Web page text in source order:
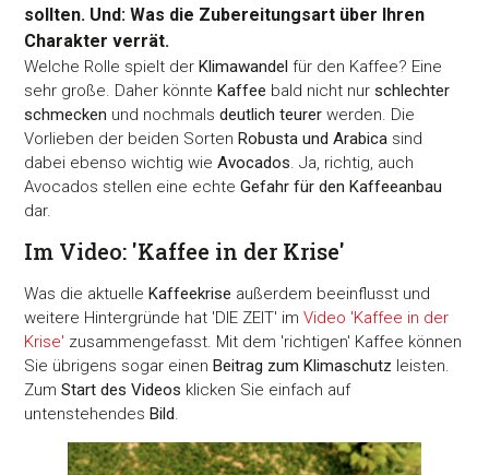
sollten. Und: Was die Zubereitungsart über Ihren
Charakter verrät.
Welche Rolle spielt derKlimawandel für den Kaffee? Eine
sehr große. Daher könnteKaffee bald nicht nurschlechter
schmecken und nochmalsdeutlich teurer werden. Die
Vorlieben der beiden SortenRobusta und Arabica sind
dabei ebenso wichtig wieAvocados. Ja, richtig, auch
Avocados stellen eine echteGefahr für den Kaffeeanbau
dar.
Im Video: 'Kaffee in der Krise'
Was die aktuelleKaffeekrise außerdem beeinflusst und
weitere Hintergründe hat 'DIE ZEIT' imVideo 'Kaffee in der
Krise' zusammengefasst. Mit dem 'richtigen' Kaffee können
Sie übrigens sogar einenBeitrag zum Klimaschutz leisten.
ZumStart des Videos klicken Sie einfach auf
untenstehendesBild.